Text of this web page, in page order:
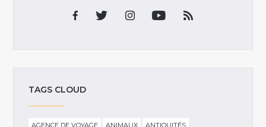
TAGS CLOUD
AGENCE DE VOYAGE ANIMAUX
ANTIQUITÉS